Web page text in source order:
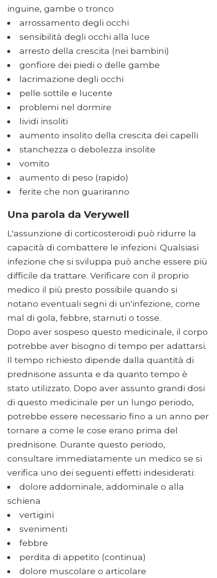
inguine, gambe o tronco
arrossamento degli occhi
sensibilità degli occhi alla luce
arresto della crescita (nei bambini)
gonfiore dei piedi o delle gambe
lacrimazione degli occhi
pelle sottile e lucente
problemi nel dormire
lividi insoliti
aumento insolito della crescita dei capelli
stanchezza o debolezza insolite
vomito
aumento di peso (rapido)
ferite che non guariranno
Una parola da Verywell
L'assunzione di corticosteroidi può ridurre la
capacità di combattere le infezioni. Qualsiasi
infezione che si sviluppa può anche essere più
difficile da trattare. Verificare con il proprio
medico il più presto possibile quando si
notano eventuali segni di un'infezione, come
mal di gola, febbre, starnuti o tosse.
Dopo aver sospeso questo medicinale, il corpo
potrebbe aver bisogno di tempo per adattarsi.
Il tempo richiesto dipende dalla quantità di
prednisone assunta e da quanto tempo è
stato utilizzato. Dopo aver assunto grandi dosi
di questo medicinale per un lungo periodo,
potrebbe essere necessario fino a un anno per
tornare a come le cose erano prima del
prednisone. Durante questo periodo,
consultare immediatamente un medico se si
verifica uno dei seguenti effetti indesiderati:
dolore addominale, addominale o alla
schiena
vertigini
svenimenti
febbre
perdita di appetito (continua)
dolore muscolare o articolare